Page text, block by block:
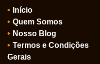
Início
Quem Somos
Nosso Blog
Termos e Condições
Gerais